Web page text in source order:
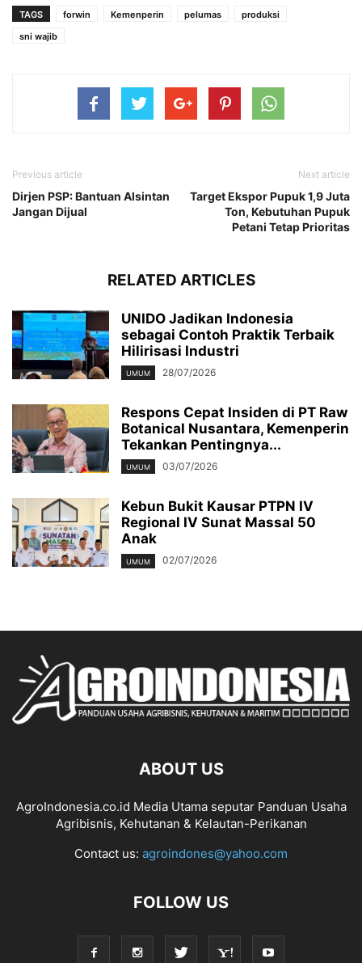
TAGS forwin Kemenperin pelumas
produksi
sni wajib
Previous article
Dirjen PSP: Bantuan Alsintan
Jangan Dijual
Next article
Target Ekspor Pupuk 1,9 Juta
Ton, Kebutuhan Pupuk
Petani Tetap Prioritas
RELATED ARTICLES
UNIDO Jadikan Indonesia
sebagai Contoh Praktik Terbaik
Hilirisasi Industri
UMUM 28/07/2026
Respons Cepat Insiden di PT Raw
Botanical Nusantara, Kemenperin
Tekankan Pentingnya...
UMUM 03/07/2026
Kebun Bukit Kausar PTPN IV
Regional IV Sunat Massal 50
Anak
UMUM 02/07/2026
ABOUT US
AgroIndonesia.co.id Media Utama seputar Panduan Usaha
Agribisnis, Kehutanan & Kelautan-Perikanan
Contact us: agroindones@yahoo.com
FOLLOW US